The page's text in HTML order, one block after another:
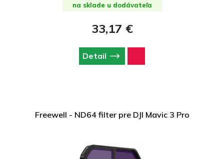
na sklade u dodávateľa
33,17 €
Detail
Freewell - ND64 filter pre DJI Mavic 3 Pro